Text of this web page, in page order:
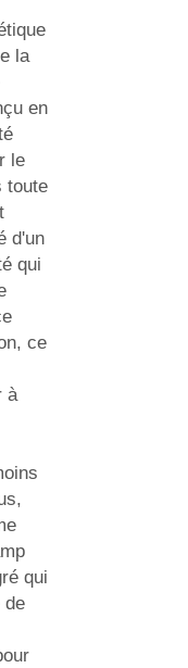
la
en
le
toute
d'un
qui
ce
à
qui
de